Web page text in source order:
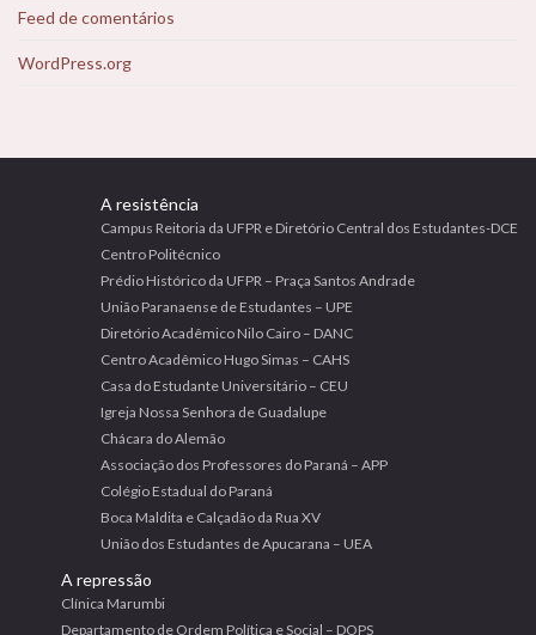
Feed de comentários
WordPress.org
A resistência
Campus Reitoria da UFPR e Diretório Central dos Estudantes-DCE
Centro Politécnico
Prédio Histórico da UFPR – Praça Santos Andrade
União Paranaense de Estudantes – UPE
Diretório Acadêmico Nilo Cairo – DANC
Centro Acadêmico Hugo Simas – CAHS
Casa do Estudante Universitário – CEU
Igreja Nossa Senhora de Guadalupe
Chácara do Alemão
Associação dos Professores do Paraná – APP
Colégio Estadual do Paraná
Boca Maldita e Calçadão da Rua XV
União dos Estudantes de Apucarana – UEA
A repressão
Clínica Marumbi
Departamento de Ordem Política e Social – DOPS